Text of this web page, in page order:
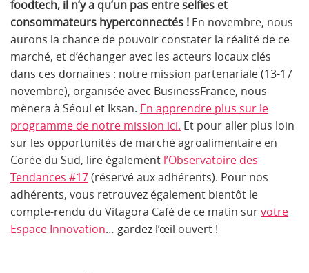
foodtech, il n’y a qu’un pas entre selfies et
consommateurs hyperconnectés ! En novembre, nous
aurons la chance de pouvoir constater la réalité de ce
marché, et d’échanger avec les acteurs locaux clés
dans ces domaines : notre mission partenariale (13-17
novembre), organisée avec BusinessFrance, nous
mènera à Séoul et Iksan. En apprendre plus sur le
programme de notre mission ici. Et pour aller plus loin
sur les opportunités de marché agroalimentaire en
Corée du Sud, lire également l’Observatoire des
Tendances #17(réservé aux adhérents). Pour nos
adhérents, vous retrouvez également bientôt le
compte-rendu du Vitagora Café de ce matin survotre
Espace Innovation… gardez l’œil ouvert !